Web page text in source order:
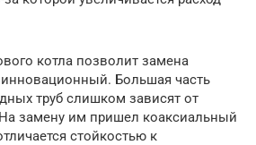
котла позволит замена
Большая часть
труб слишком зависят от
замену им пришел коаксиальный
стойкостью к